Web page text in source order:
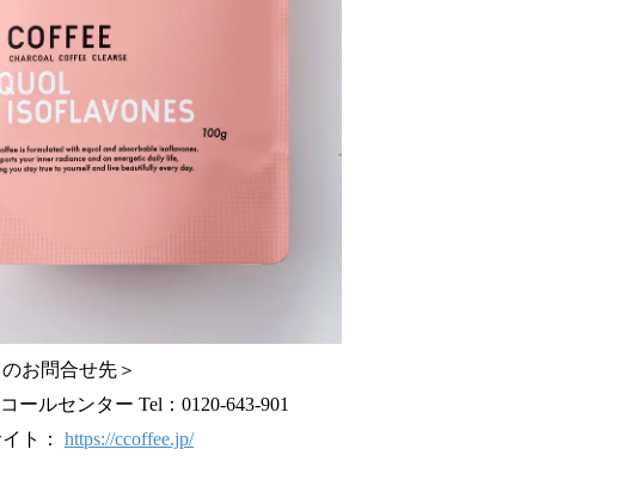
お問合せ先＞
ルセンター Tel：0120-643-901
ト： https://ccoffee.jp/